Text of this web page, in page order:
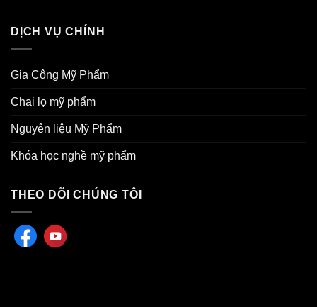
DỊCH VỤ CHÍNH
Gia Công Mỹ Phẩm
Chai lọ mỹ phẩm
Nguyên liệu Mỹ Phẩm
Khóa học nghề mỹ phẩm
THEO DÕI CHÚNG TÔI